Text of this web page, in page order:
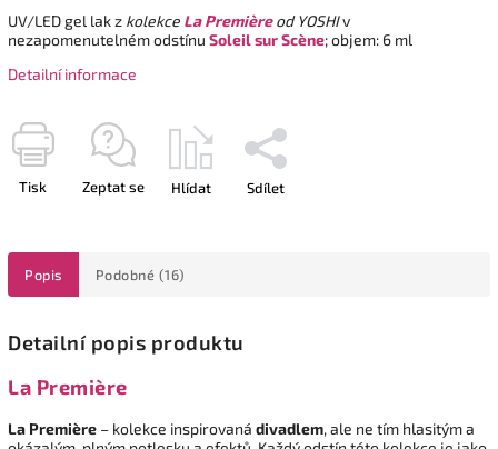
UV/LED gel lak z kolekce La Premièreod YOSHIv
nezapomenutelném odstínu Soleil sur Scène; objem: 6 ml
Detailní informace
Tisk Zeptat se Hlídat Sdílet
Popis Podobné (16)
Detailní popis produktu
La Première
La Première – kolekce inspirovaná divadlem, ale ne tím hlasitým a